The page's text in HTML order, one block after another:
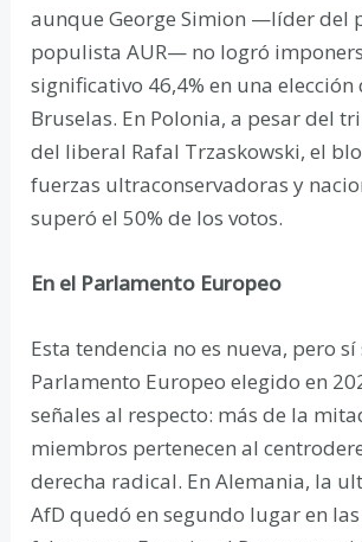
aunque George Simion —líder del
populista AUR— no logró
significativo 46,4% en una elección
Bruselas. En Polonia, a pesar del
del liberal Rafal Trzaskowski, el
fuerzas ultraconservadoras y
superó el 50% de los votos.
En el Parlamento Europeo
Esta tendencia no es nueva, pero sí
Parlamento Europeo elegido en
señales al respecto: más de la
miembros pertenecen al
derecha radical. En Alemania, la
AfD quedó en segundo lugar en